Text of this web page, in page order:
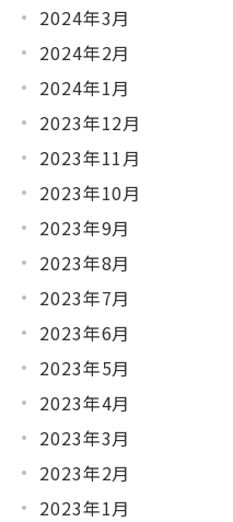
2024年3月
2024年2月
2024年1月
2023年12月
2023年11月
2023年10月
2023年9月
2023年8月
2023年7月
2023年6月
2023年5月
2023年4月
2023年3月
2023年2月
2023年1月